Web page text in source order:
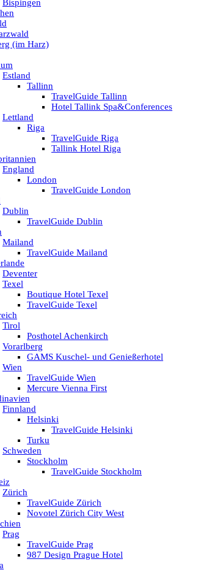
Bispingen
(im Harz)
Estland
Tallinn
TravelGuide Tallinn
Hotel Tallink Spa&Conferences
Lettland
Riga
TravelGuide Riga
Tallink Hotel Riga
England
London
TravelGuide London
Dublin
TravelGuide Dublin
Mailand
TravelGuide Mailand
Deventer
Texel
Boutique Hotel Texel
TravelGuide Texel
Tirol
Posthotel Achenkirch
Vorarlberg
GAMS Kuschel- und Genießerhotel
Wien
TravelGuide Wien
Mercure Vienna First
Finnland
Helsinki
TravelGuide Helsinki
Turku
Schweden
Stockholm
TravelGuide Stockholm
Zürich
TravelGuide Zürich
Novotel Zürich City West
Prag
TravelGuide Prag
987 Design Prague Hotel